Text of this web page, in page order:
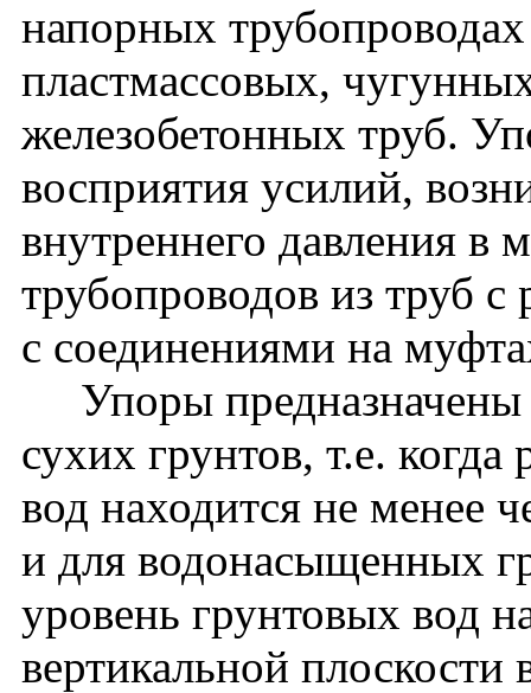
напорных
пластмассовых,
железобетонных труб.
восприятия усилий,
внутреннего давления в
трубопроводов из труб
с соединениями на
Упоры предназначены
сухих грунтов, т.е.
вод находится не менее
и для водонасыщенных
уровень грунтовых вод
вертикальной